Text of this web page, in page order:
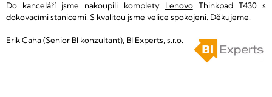
Do kanceláří jsme nakoupili komplety LenovoThinkpad T430 s
dokovacími stanicemi. S kvalitou jsme velice spokojeni. Děkujeme!
Erik Caha (Senior BI konzultant), BI Experts, s.r.o.